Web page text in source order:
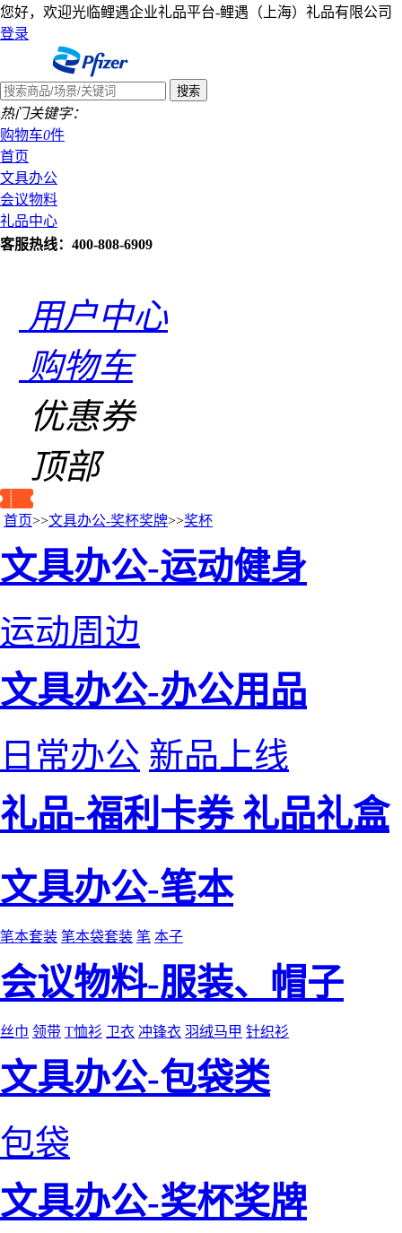
您好，欢迎光临鲤遇企业礼品平台-鲤遇（上海）礼品有限公司
登录
热门关键字：
购物车0件
首页
文具办公
会议物料
礼品中心
客服热线：400-808-6909
用户中心
购物车
优惠券
顶部
首页>>文具办公-奖杯奖牌>>奖杯
文具办公-运动健身
运动周边
文具办公-办公用品
日常办公 新品上线
礼品-福利卡券 礼品礼盒
文具办公-笔本
笔本套装 笔本袋套装 笔 本子
会议物料-服装、帽子
丝巾 领带 T恤衫 卫衣 冲锋衣 羽绒马甲 针织衫
文具办公-包袋类
包袋
文具办公-奖杯奖牌